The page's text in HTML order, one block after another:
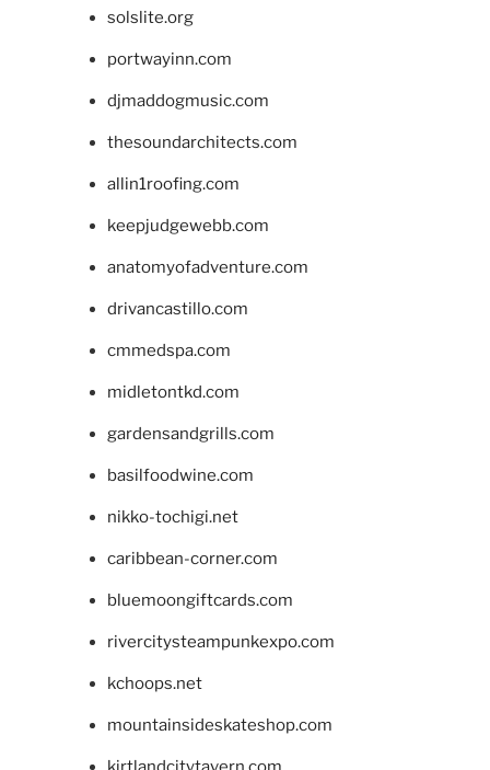
solslite.org
portwayinn.com
djmaddogmusic.com
thesoundarchitects.com
allin1roofing.com
keepjudgewebb.com
anatomyofadventure.com
drivancastillo.com
cmmedspa.com
midletontkd.com
gardensandgrills.com
basilfoodwine.com
nikko-tochigi.net
caribbean-corner.com
bluemoongiftcards.com
rivercitysteampunkexpo.com
kchoops.net
mountainsideskateshop.com